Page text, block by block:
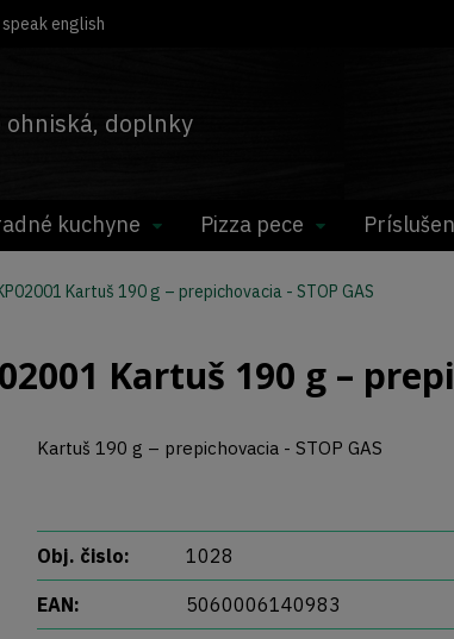
ohniská, doplnky
english
kuchyne Pizza pece
Kartuš 190 g – prepichovacia - STOP GAS
Kartuš 190 g –
Kartuš 190 g – prepichovacia - STOP GAS
Obj. čislo: 1028
EAN: 5060006140983